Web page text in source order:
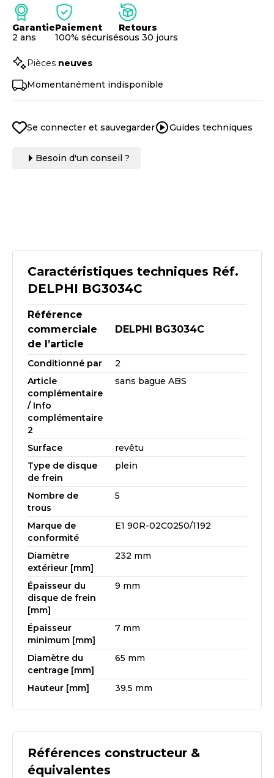
Caractéristiques techniques Réf.
DELPHI BG3034C
Référence
commerciale
de l’article
DELPHI BG3034C
Conditionné par
2
Article
complémentaire
/ Info
complémentaire
2
sans bague ABS
Surface
revêtu
Type de disque
de frein
plein
Nombre de
trous
5
Marque de
conformité
E1 90R-02C0250/1192
Diamètre
extérieur [mm]
232 mm
Épaisseur du
disque de frein
[mm]
9 mm
Épaisseur
minimum [mm]
7 mm
Diamètre du
centrage [mm]
65 mm
Hauteur [mm] 39,5 mm
Références constructeur &
équivalentes
Garantie
2 ans
Paiement
100% sécurisé
Retours
sous 30 jours
Pièces neuves
Momentanément indisponible
Se connecter et sauvegarder Guides techniques
Besoin d'un conseil ?